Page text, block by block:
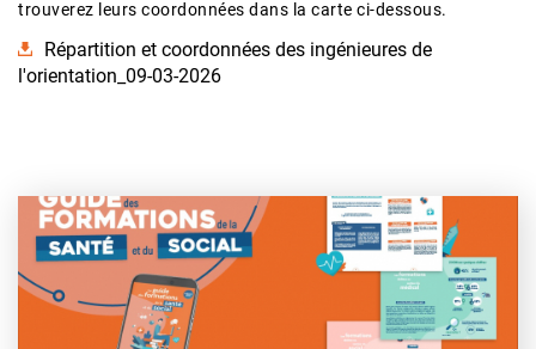
trouverez leurs coordonnées dans la carte ci-dessous.
Répartition et coordonnées des ingénieures de
l'orientation_09-03-2026